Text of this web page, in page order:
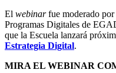
El webinarfue moderado por
Programas Digitales de
que la Escuela lanzará
Estrategia Digital.
MIRA EL WEBINAR